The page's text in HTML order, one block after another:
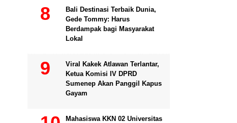
Bali Destinasi Terbaik Dunia,
Gede Tommy: Harus
Berdampak bagi Masyarakat
Lokal
Viral Kakek Atlawan Terlantar,
Ketua Komisi IV DPRD
Sumenep Akan Panggil Kapus
Gayam
Mahasiswa KKN 02 Universitas